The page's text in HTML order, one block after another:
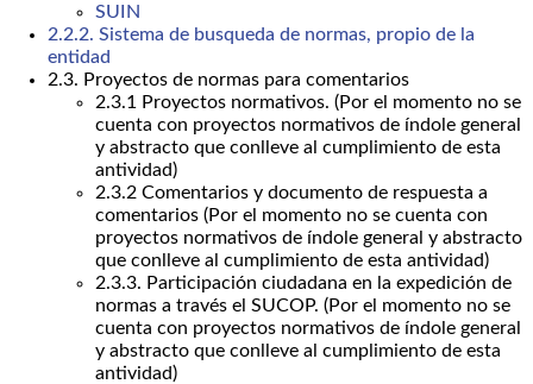
SUIN
2.2.2. Sistema de busqueda de normas, propio de la
entidad
2.3. Proyectos de normas para comentarios
2.3.1 Proyectos normativos. (Por el momento no se
cuenta con proyectos normativos de índole general
y abstracto que conlleve al cumplimiento de esta
antividad)
2.3.2 Comentarios y documento de respuesta a
comentarios (Por el momento no se cuenta con
proyectos normativos de índole general y abstracto
que conlleve al cumplimiento de esta antividad)
2.3.3. Participación ciudadana en la expedición de
normas a través el SUCOP. (Por el momento no se
cuenta con proyectos normativos de índole general
y abstracto que conlleve al cumplimiento de esta
antividad)